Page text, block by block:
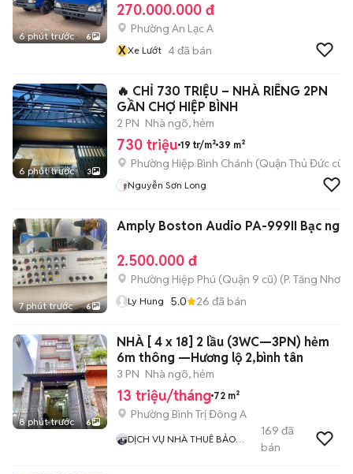
6 phút trước 6
270.000.000 đ
Phường An Lạc A
XXe Lướt 4đã bán
6 phút trước 3
🔥 CHỈ 730 TRIỆU – NHÀ RIÊNG 2PN
GẦN CHỢ HIỆP BÌNH
2 PN Nhà ngõ, hẻm
730 triệu 19 tr/m² 39 m²
Phường Hiệp Bình Chánh (Quận Thủ Đức cũ)
Nguyễn Sơn Long
7 phút trước 6
Amply Boston Audio PA-999II Bạc
2.500.000 đ
Phường Hiệp Phú (Quận 9 cũ) (P. Tăng Nhơn
Ly Hung 5.0 26 đã bán
8 phút trước 6
NHÀ [ 4 x 18] 2 lầu (3WC—3PN) hẻm
6m thông —Hương lộ 2,bình tân
3 PN Nhà ngõ, hẻm
13 triệu/tháng 72 m²
Phường Bình Trị Đông A
DỊCH VỤ NHÀ THUÊ BẢO
169 đã
bán